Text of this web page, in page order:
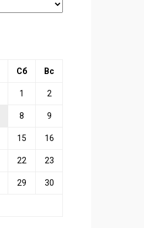
Сб Вс
1 2
8 9
15 16
22 23
29 30